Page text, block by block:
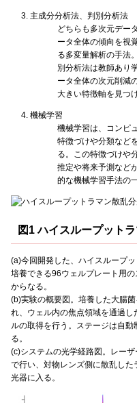
主成分分析法、判別分析法
どちらも多次元デー
ータ全体の傾向を視
る多変量解析の手法
別分析法は教師あり
ータ全体の次元削減
大きい特徴軸を見つ
機械学習
機械学習は、コンピ
特徴づけや分類など
る。この特徴づけや
推定や将来予測など
的な機械学習手法の
図1 ハイスループット
(a)今回開発した、ハイスループ
培養できる96ウェルプレート用
からなる。
(b)実験の概要図。培養した大腸
れ、ウェル内の焦点領域を通過し
ルの取得を行う。ステージは自
る。
(c)システムの光学経路図。レー
で行い、対物レンズ側に散乱し
光器に入る。